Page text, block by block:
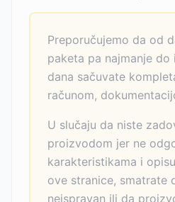
Preporučujemo da od
paketa pa najmanje do
dana sačuvate
računom,
U slučaju da niste
proizvodom jer ne
karakteristikama i
ove stranice, smatrate
neispravan ili da